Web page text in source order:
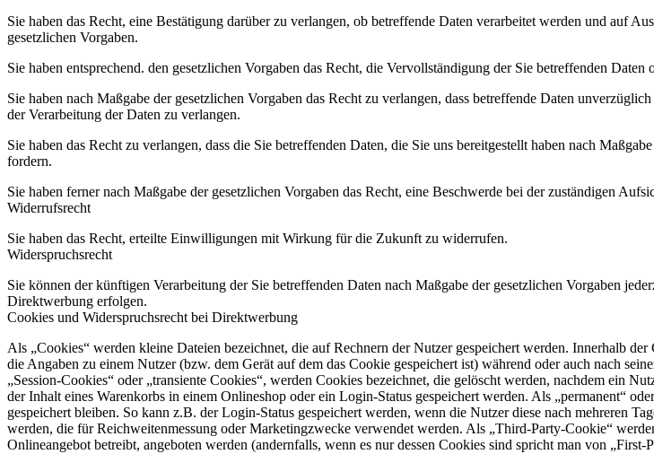
Sie haben das Recht, eine Bestätigung darüber zu verlangen, ob betreffende Daten verarbeitet werden und auf
gesetzlichen Vorgaben.
Sie haben entsprechend. den gesetzlichen Vorgaben das Recht, die Vervollständigung der Sie betreffenden
Sie haben nach Maßgabe der gesetzlichen Vorgaben das Recht zu verlangen, dass betreffende Daten
der Verarbeitung der Daten zu verlangen.
Sie haben das Recht zu verlangen, dass die Sie betreffenden Daten, die Sie uns bereitgestellt haben nach
fordern.
Sie haben ferner nach Maßgabe der gesetzlichen Vorgaben das Recht, eine Beschwerde bei der zuständigen
Widerrufsrecht
Sie haben das Recht, erteilte Einwilligungen mit Wirkung für die Zukunft zu widerrufen.
Widerspruchsrecht
Sie können der künftigen Verarbeitung der Sie betreffenden Daten nach Maßgabe der gesetzlichen Vorgaben
Direktwerbung erfolgen.
Cookies und Widerspruchsrecht bei Direktwerbung
Als „Cookies“ werden kleine Dateien bezeichnet, die auf Rechnern der Nutzer gespeichert werden. Innerhalb
die Angaben zu einem Nutzer (bzw. dem Gerät auf dem das Cookie gespeichert ist) während oder auch nach
„Session-Cookies“ oder „transiente Cookies“, werden Cookies bezeichnet, die gelöscht werden, nachdem ein
der Inhalt eines Warenkorbs in einem Onlineshop oder ein Login-Status gespeichert werden. Als „permanent“
gespeichert bleiben. So kann z.B. der Login-Status gespeichert werden, wenn die Nutzer diese nach mehreren
werden, die für Reichweitenmessung oder Marketingzwecke verwendet werden. Als „Third-Party-Cookie“
Onlineangebot betreibt, angeboten werden (andernfalls, wenn es nur dessen Cookies sind spricht man von „First-